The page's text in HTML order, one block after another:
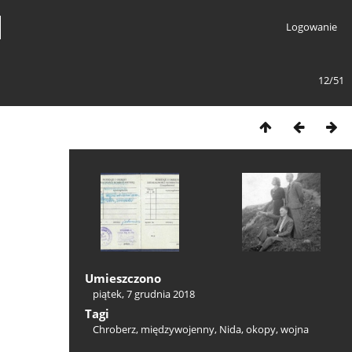
Logowanie
12/51
Umieszczono
piątek, 7 grudnia 2018
Tagi
Chroberz, międzywojenny, Nida,okopy,wojna